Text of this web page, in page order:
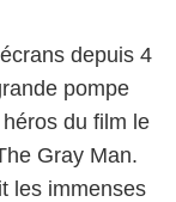
depuis 4
pompe
du film le
Gray Man.
les immenses